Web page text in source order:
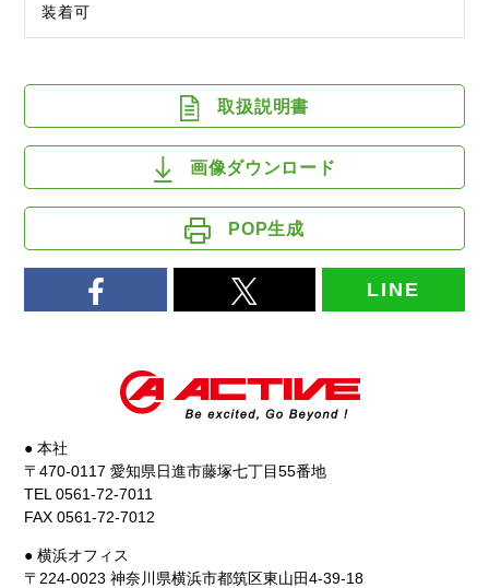
装着可
取扱説明書
画像ダウンロード
POP生成
LINE
● 本社
〒470-0117 愛知県日進市藤塚七丁目55番地
TEL 0561-72-7011
FAX 0561-72-7012
● 横浜オフィス
〒224-0023 神奈川県横浜市都筑区東山田4-39-18